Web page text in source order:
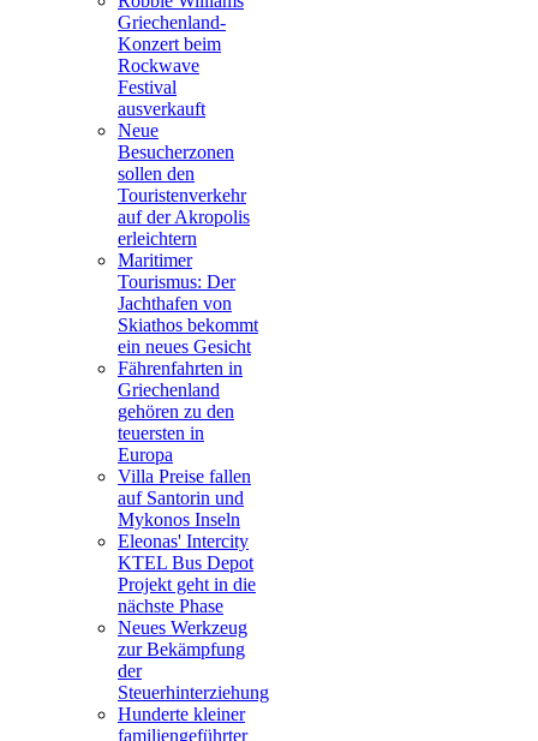
Griechenland-
Konzert beim
Rockwave
Festival
ausverkauft
Neue
Besucherzonen
sollen den
Touristenverkehr
auf der Akropolis
erleichtern
Maritimer
Tourismus: Der
Jachthafen von
Skiathos bekommt
ein neues Gesicht
Fährenfahrten in
Griechenland
gehören zu den
teuersten in
Europa
Villa Preise fallen
auf Santorin und
Mykonos Inseln
Eleonas' Intercity
KTEL Bus Depot
Projekt geht in die
nächste Phase
Neues Werkzeug
zur Bekämpfung
der
Steuerhinterziehung
Hunderte kleiner
familiengeführter